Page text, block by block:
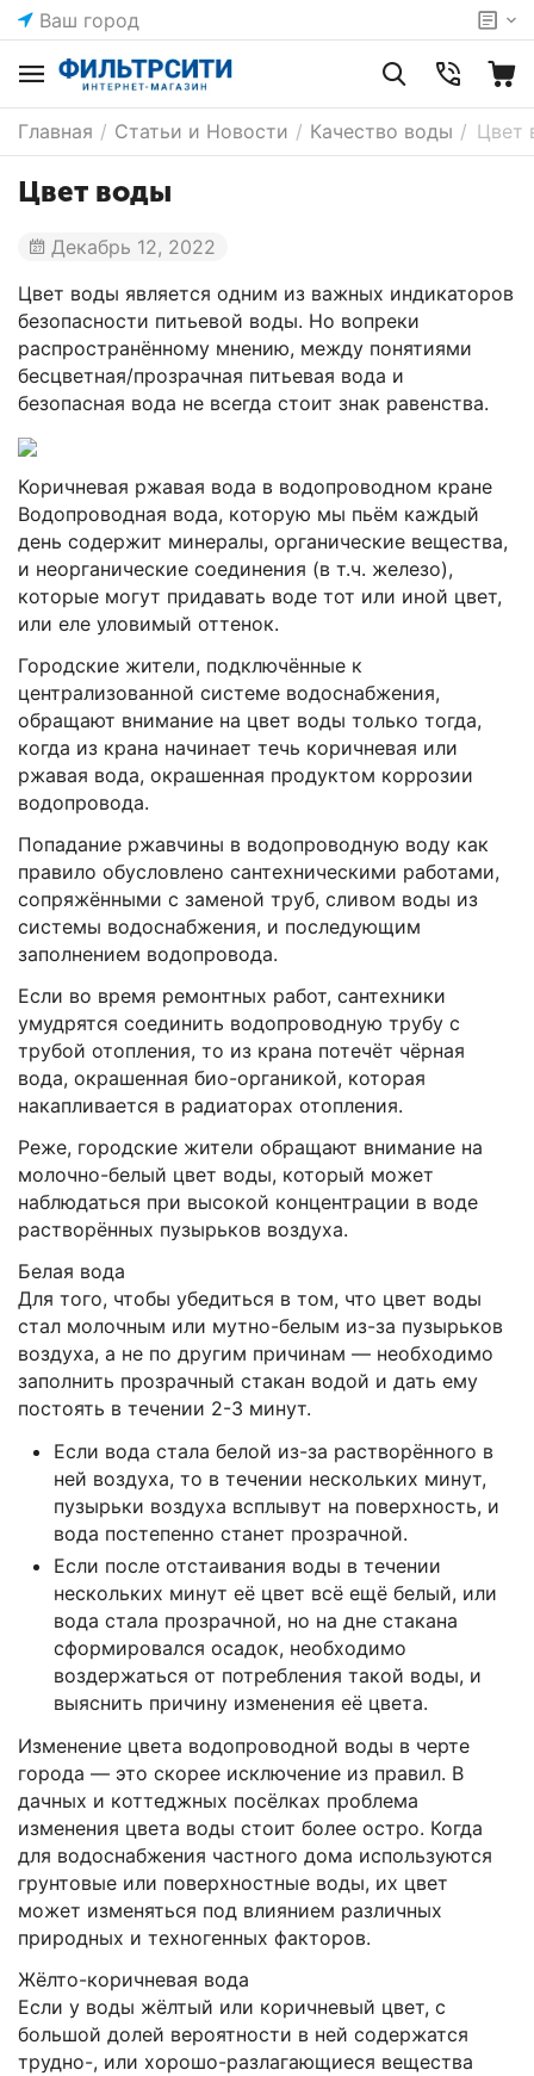
Ваш город
Главная / Статьи и Новости / Качество воды / Цвет
Цвет воды
Декабрь 12, 2022
Цвет воды является одним из важных индикаторов
безопасности питьевой воды. Но вопреки
распространённому мнению, между понятиями
бесцветная/прозрачная питьевая вода и
безопасная вода не всегда стоит знак равенства.
Коричневая ржавая вода в водопроводном кране
Водопроводная вода, которую мы пьём каждый
день содержит минералы, органические вещества,
и неорганические соединения (в т.ч. железо),
которые могут придавать воде тот или иной цвет,
или еле уловимый оттенок.
Городские жители, подключённые к
централизованной системе водоснабжения,
обращают внимание на цвет воды только тогда,
когда из крана начинает течь коричневая или
ржавая вода, окрашенная продуктом коррозии
водопровода.
Попадание ржавчины в водопроводную воду как
правило обусловлено сантехническими работами,
сопряжёнными с заменой труб, сливом воды из
системы водоснабжения, и последующим
заполнением водопровода.
Если во время ремонтных работ, сантехники
умудрятся соединить водопроводную трубу с
трубой отопления, то из крана потечёт чёрная
вода, окрашенная био-органикой, которая
накапливается в радиаторах отопления.
Реже, городские жители обращают внимание на
молочно-белый цвет воды, который может
наблюдаться при высокой концентрации в воде
растворённых пузырьков воздуха.
Белая вода
Для того, чтобы убедиться в том, что цвет воды
стал молочным или мутно-белым из-за пузырьков
воздуха, а не по другим причинам — необходимо
заполнить прозрачный стакан водой и дать ему
постоять в течении 2-3 минут.
Если вода стала белой из-за растворённого в
ней воздуха, то в течении нескольких минут,
пузырьки воздуха всплывут на поверхность, и
вода постепенно станет прозрачной.
Если после отстаивания воды в течении
нескольких минут её цвет всё ещё белый, или
вода стала прозрачной, но на дне стакана
сформировался осадок, необходимо
воздержаться от потребления такой воды, и
выяснить причину изменения её цвета.
Изменение цвета водопроводной воды в черте
города — это скорее исключение из правил. В
дачных и коттеджных посёлках проблема
изменения цвета воды стоит более остро. Когда
для водоснабжения частного дома используются
грунтовые или поверхностные воды, их цвет
может изменяться под влиянием различных
природных и техногенных факторов.
Жёлто-коричневая вода
Если у воды жёлтый или коричневый цвет, с
большой долей вероятности в ней содержатся
трудно-, или хорошо-разлагающиеся вещества